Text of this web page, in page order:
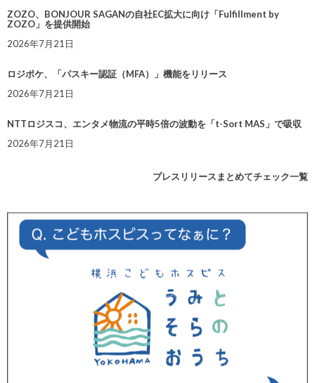
ZOZO、BONJOUR SAGANの自社EC拡大に向け「Fulfillment by
ZOZO」を提供開始
2026年7月21日
ロジポケ、「パスキー認証（MFA）」機能をリリース
2026年7月21日
NTTロジスコ、エンタメ物流の平時5倍の波動を「t-Sort MAS」で吸収
2026年7月21日
プレスリリースまとめてチェック一覧